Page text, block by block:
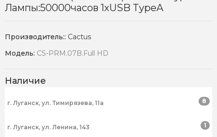
Лампы:50000часов 1xUSB TypeA
Производитель:: Cactus
Модель: CS-PRM.07B.Full HD
Наличие
г. Луганск, ул. Тимирязева, 11а 8
г. Луганск, ул. Ленина, 143 1